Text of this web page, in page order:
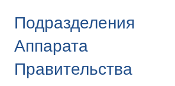
Подразделения
Аппарата
Правительства